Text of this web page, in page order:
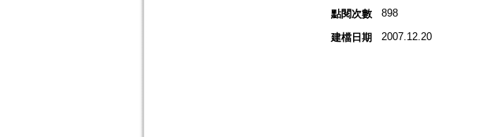
點閱次數
898
建檔日期 2007.12.20